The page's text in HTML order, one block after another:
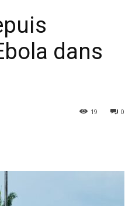
dans
0
19